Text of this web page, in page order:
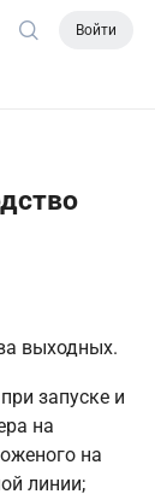
Войти
выходных.
запуске и
на
на
линии;